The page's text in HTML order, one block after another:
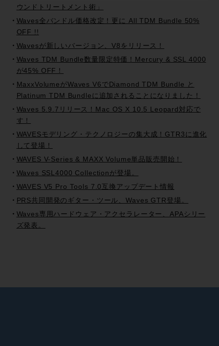
ウンドトリートメント術」
Waves全バンドル価格改定！更に All TDM Bundle 50%
OFF !!
Wavesが新しいバージョン、V8をリリース！
Waves TDM Bundle数量限定特価！Mercury & SSL 4000
が45% OFF！
MaxxVolumeがWaves V6でDiamond TDM Bundle と
Platinum TDM Bundleに追加されることになりました！
Waves 5.9.7リリース！Mac OS X 10.5 Leopard対応で
す！
WAVESモデリング・テクノロジーの集大成！GTR3に進化
して登場！
WAVES V-Series & MAXX Volume単品販売開始！
Waves SSL4000 Collectionが登場。
WAVES V5 Pro Tools 7.0互換アップデート情報
PRS共同開発のギター・ツール、Waves GTR登場。
Waves専用ハードウェア・アクセラレーター、APAシリー
ズ発表。